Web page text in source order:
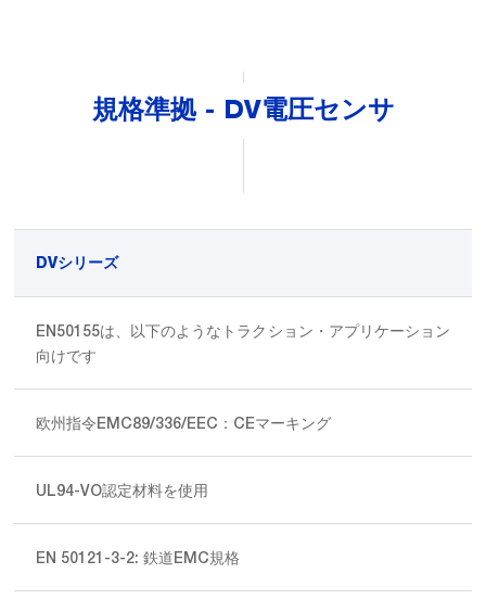
規格準拠 - DV電圧センサ
DVシリーズ
EN50155は、以下のようなトラクション・アプリケーション
向けです
欧州指令EMC89/336/EEC：CEマーキング
UL94-VO認定材料を使用
EN 50121-3-2: 鉄道EMC規格